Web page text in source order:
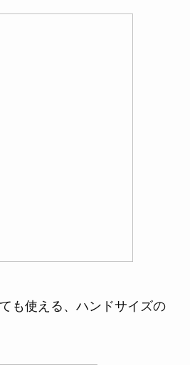
も使える、ハンドサイズの